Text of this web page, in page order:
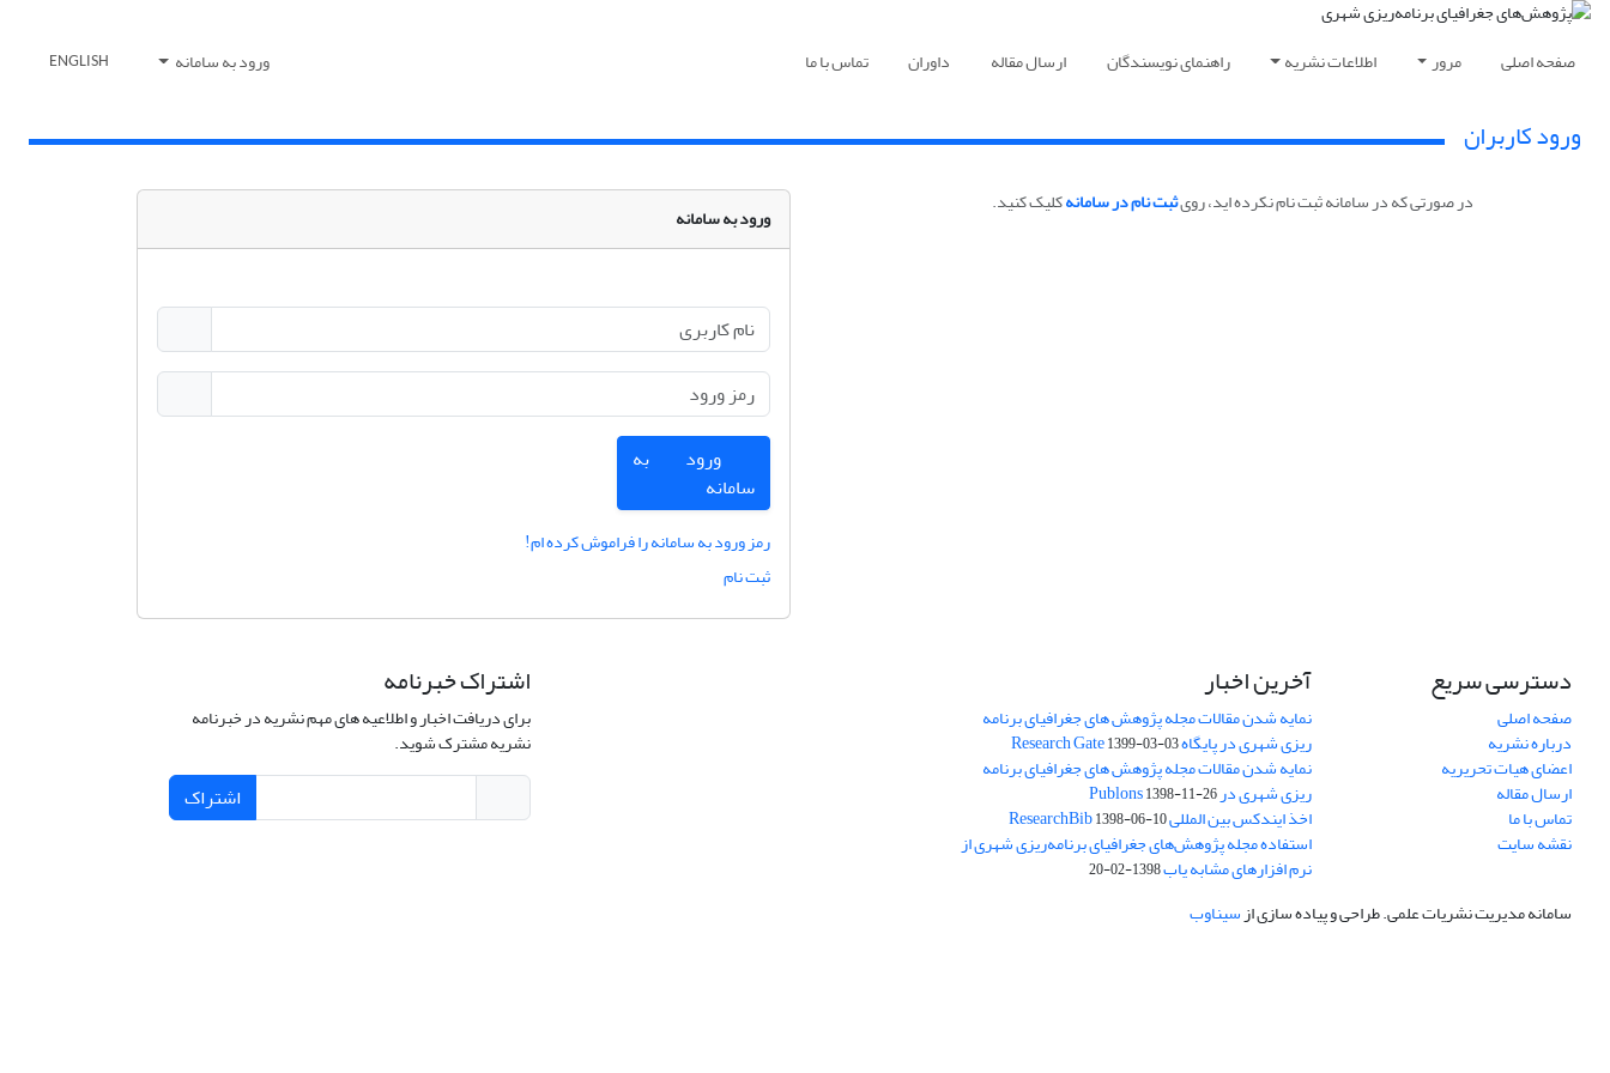
صفحه اصلی مرور اطلاعات نشریه راهنمای نویسندگان ارسال مقاله داوران تماس با ما ورود به سامانه ENGLISH
ورود کاربران
در صورتی که در سامانه ثبت نام نکرده اید، رویثبت نام در سامانهکلیک کنید.
ورود به سامانه
ورود به
سامانه
رمز ورود به سامانه را فراموش کرده ام!
ثبت نام
دسترسی سریع
صفحه اصلی
درباره نشریه
اعضای هیات تحریریه
ارسال مقاله
تماس با ما
نقشه سایت
آخرین اخبار
نمایه شدن مقالات مجله پژوهش های جغرافیای برنامه
ریزی شهری در پایگاه Research Gate1399-03-03
نمایه شدن مقالات مجله پژوهش های جغرافیای برنامه
ریزی شهری در Publons1398-11-26
اخذ ایندکس بین المللی ResearchBib1398-06-10
استفاده مجله پژوهش‌های جغرافیای برنامه‌ریزی شهری از
نرم افزارهای مشابه یاب1398-02-20
اشتراک خبرنامه
برای دریافت اخبار و اطلاعیه های مهم نشریه در خبرنامه
نشریه مشترک شوید.
اشتراک
سامانه مدیریت نشریات علمی.طراحی و پیاده سازی ازسیناوب